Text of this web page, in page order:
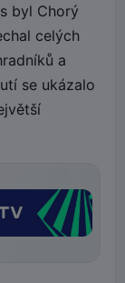
byl Chorý
celých
a
se ukázalo